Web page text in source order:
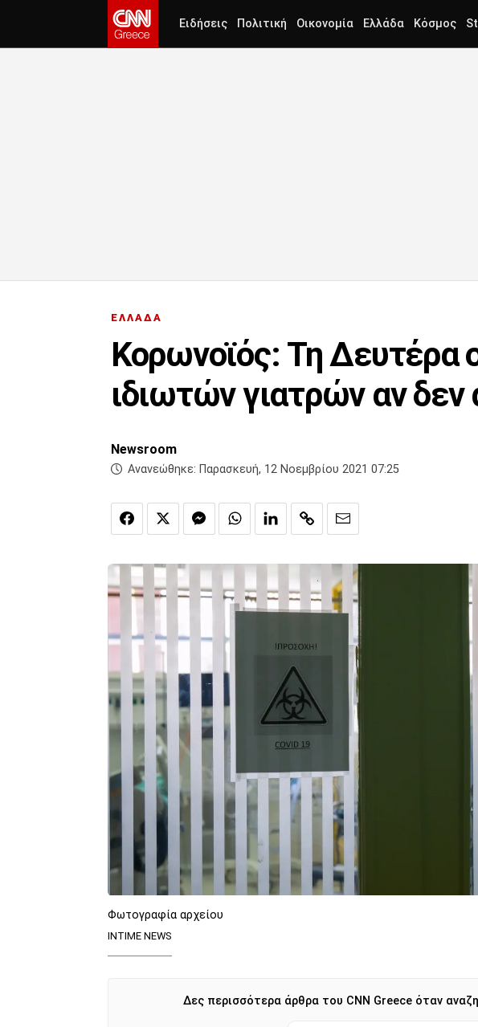
Ειδήσεις Πολιτική Οικονομία Ελλάδα Κόσμος
ΕΛΛΑΔΑ
Κορωνοϊός: Τη Δευτέρα
ιδιωτών γιατρών αν δεν
Newsroom
Ανανεώθηκε: Παρασκευή, 12 Νοεμβρίου 2021 07:25
Φωτογραφία αρχείου
INTIME NEWS
Δες περισσότερα άρθρα του CNN Greece όταν